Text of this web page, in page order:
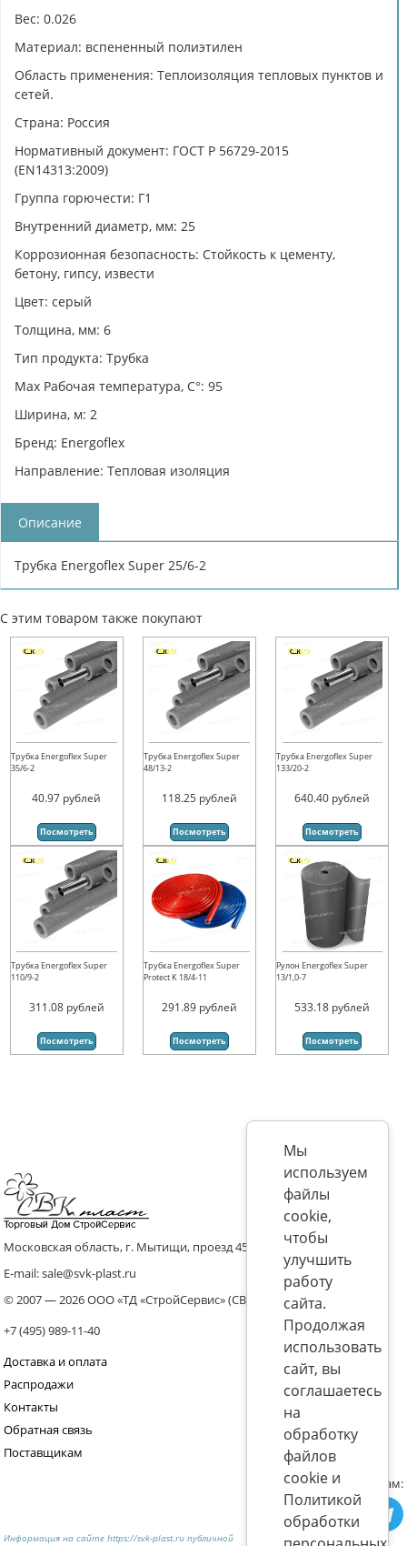
Вес: 0.026
Материал: вспененный полиэтилен
Область применения: Теплоизоляция тепловых пунктов и
сетей.
Страна: Россия
Нормативный документ: ГОСТ Р 56729-2015
(EN14313:2009)
Группа горючести: Г1
Внутренний диаметр, мм: 25
Коррозионная безопасность: Cтойкость к цементу,
бетону, гипсу, извести
Цвет: серый
Толщина, мм: 6
Тип продукта: Трубка
Max Рабочая температура, C°: 95
Ширина, м: 2
Бренд: Energoflex
Направление: Тепловая изоляция
Описание
Трубка Energoflex Super 25/6-2
С этим товаром также покупают
Трубка Energoflex Super
35/6-2
40.97 рублей
Посмотреть
Трубка Energoflex Super
48/13-2
118.25 рублей
Посмотреть
Трубка Energoflex Super
133/20-2
640.40 рублей
Посмотреть
Трубка Energoflex Super
110/9-2
311.08 рублей
Посмотреть
Трубка Energoflex Super
Protect K 18/4-11
291.89 рублей
Посмотреть
Рулон Energoflex Super
13/1,0-7
533.18 рублей
Посмотреть
Московская область, г. Мытищи, проезд 4536 владение 8, стр.10
E-mail: sale@svk-plast.ru
© 2007 — 2026 ООО «ТД «СтройСервис» (СВК)
+7 (495) 989-11-40
Доставка и оплата
Распродажи
Контакты
Обратная связь
Поставщикам
Присоединяйтесь к нам:
Информация на сайте https://svk-plast.ru публичной
Мы
используем
файлы
cookie,
чтобы
улучшить
работу
сайта.
Продолжая
использовать
сайт, вы
соглашаетесь
на
обработку
файлов
cookie и
Политикой
обработки